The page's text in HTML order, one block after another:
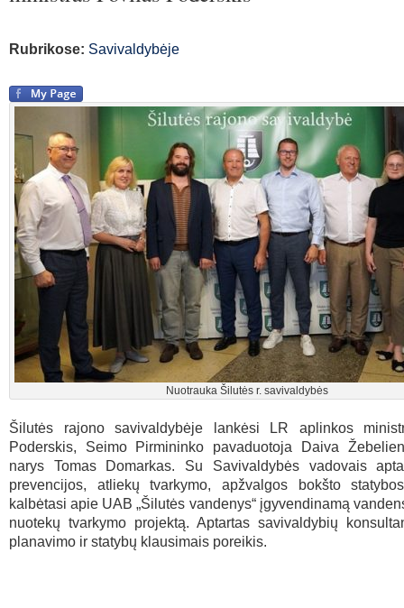
Rubrikose: Savivaldybėje
Nuotrauka Šilutės r. savivaldybės
Šilutės rajono savivaldybėje lankėsi LR aplinkos
Poderskis, Seimo Pirmininko pavaduotoja
Daiva
narys Tomas Domarkas. Su Savivaldybės vadovais
prevencijos, atliekų tvarkymo, apžvalgos bokšto
kalbėtasi apie UAB „Šilutės vandenys“ įgyvendinamą
nuotekų tvarkymo projektą. Aptartas savivaldybių
planavimo ir statybų klausimais poreikis.